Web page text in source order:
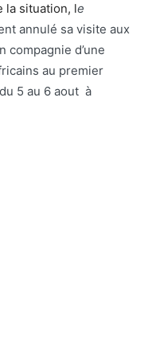
la situation, le
annulé sa visite aux
compagnie d’une
au premier
5 au 6 aout à